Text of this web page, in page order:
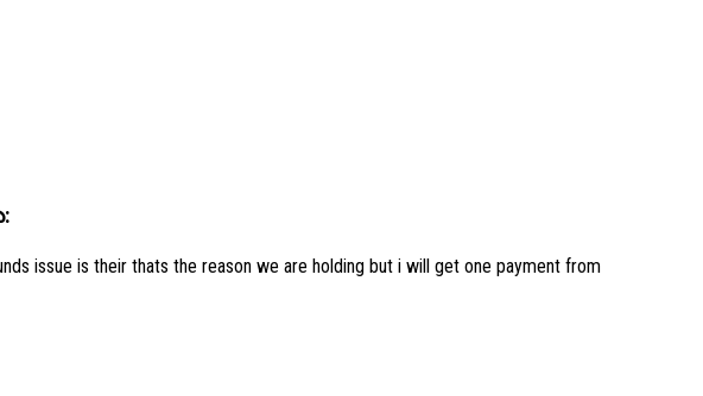
issue is their thats the reason we are holding but i will get one payment from